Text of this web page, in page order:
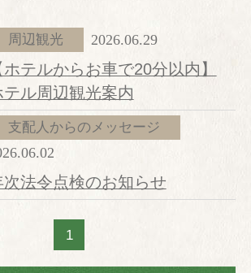
周辺観光 2026.06.29
ホテルからお車で20分以内】
テル周辺観光案内
支配人からのメッセージ
次法令点検のお知らせ
1
宿泊プラン一覧
会員限定プラン
京会席「銀明翠」
鉄板焼「銀明翠」
リアン「フェニーチェ」
約
明翠」 鉄板焼「銀明翠」
リアン「フェニーチェ」